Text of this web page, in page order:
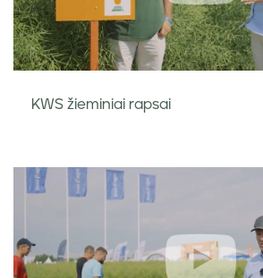
KWS žieminiai rapsai